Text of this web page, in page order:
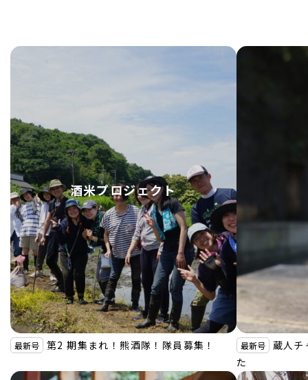
酒米プロジェクト
最新号 第2 期集まれ！熊酒隊！隊員募集！ 最新号
蔵人チ
た